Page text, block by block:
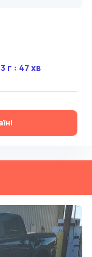
г : 47 хв